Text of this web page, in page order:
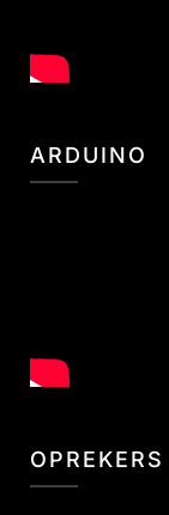
ARDUINO